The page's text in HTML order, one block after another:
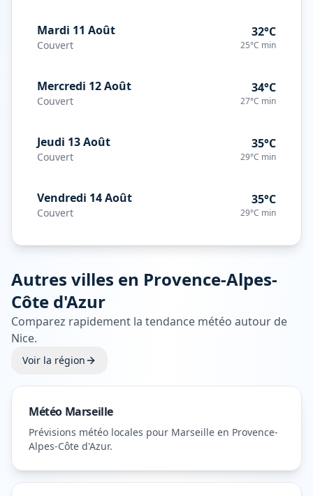
Mardi 11 Août
Couvert
32°C
25°C min
Mercredi 12 Août
Couvert
34°C
27°C min
Jeudi 13 Août
Couvert
35°C
29°C min
Vendredi 14 Août
Couvert
35°C
29°C min
Autres villes en Provence-Alpes-
Côte d'Azur
Comparez rapidement la tendance météo autour de
Nice.
Voir la région
Météo Marseille
Prévisions météo locales pour Marseille en Provence-
Alpes-Côte d'Azur.